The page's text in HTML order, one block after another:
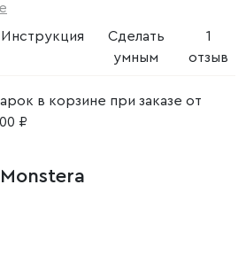
Инструкция
Сделать
умным
1
отзыв
в корзине при заказе от
₽